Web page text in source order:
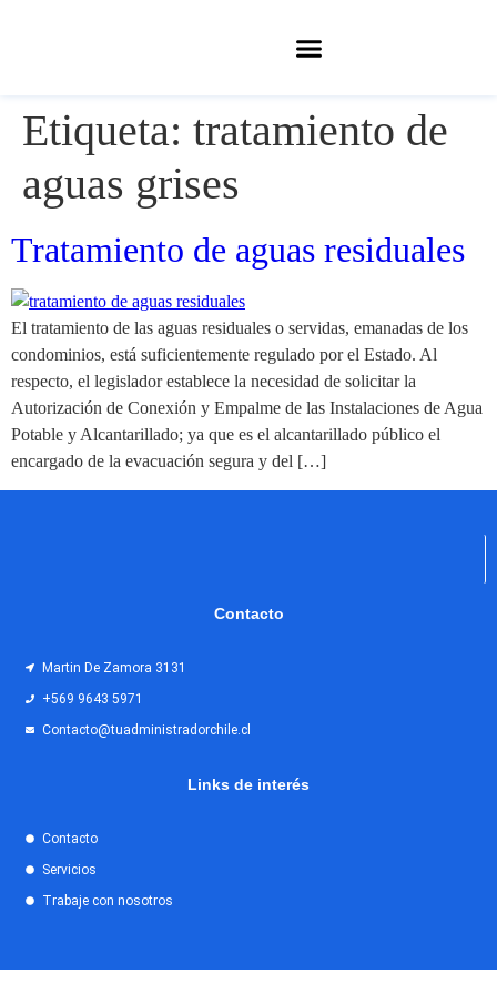
Etiqueta: tratamiento de
aguas grises
Tratamiento de aguas residuales
El tratamiento de las aguas residuales o servidas, emanadas de los
condominios, está suficientemente regulado por el Estado. Al
respecto, el legislador establece la necesidad de solicitar la
Autorización de Conexión y Empalme de las Instalaciones de Agua
Potable y Alcantarillado; ya que es el alcantarillado público el
encargado de la evacuación segura y del […]
Contacto
Martin De Zamora 3131
+569 9643 5971
Contacto@tuadministradorchile.cl
Links de interés
Contacto
Servicios
Trabaje con nosotros